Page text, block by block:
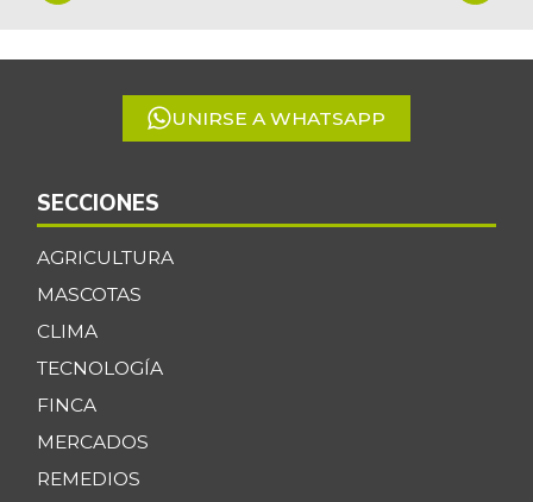
5
UNIRSE A WHATSAPP
SECCIONES
AGRICULTURA
MASCOTAS
CLIMA
TECNOLOGÍA
FINCA
MERCADOS
REMEDIOS